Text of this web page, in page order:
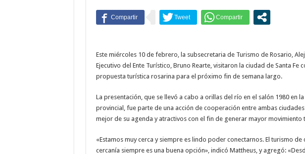
Este miércoles 10 de febrero, la subsecretaria de Turismo de Rosario,
Ejecutivo del Ente Turístico, Bruno Rearte, visitaron la ciudad de Santa
propuesta turística rosarina para el próximo fin de semana largo.
La presentación, que se llevó a cabo a orillas del río en el salón 1980 en la
provincial, fue parte de una acción de cooperación entre ambas
mejor de su agenda y atractivos con el fin de generar mayor
«Estamos muy cerca y siempre es lindo poder conectarnos. El turismo de
cercanía siempre es una buena opción», indicó Mattheus, y agregó: